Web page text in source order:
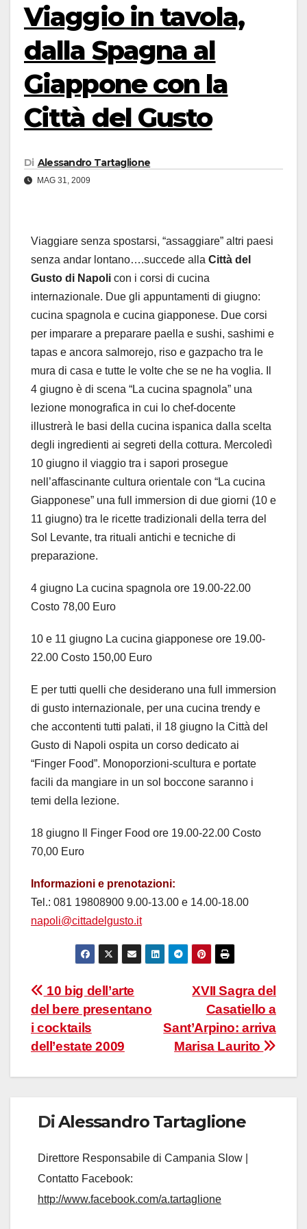
Viaggio in tavola,
dalla Spagna al
Giappone con la
Città del Gusto
Di Alessandro Tartaglione
MAG 31, 2009
Viaggiare senza spostarsi, “assaggiare” altri paesi
senza andar lontano….succede alla Città del
Gusto di Napoli con i corsi di cucina
internazionale. Due gli appuntamenti di giugno:
cucina spagnola e cucina giapponese. Due corsi
per imparare a preparare paella e sushi, sashimi e
tapas e ancora salmorejo, riso e gazpacho tra le
mura di casa e tutte le volte che se ne ha voglia. Il
4 giugno è di scena “La cucina spagnola” una
lezione monografica in cui lo chef-docente
illustrerà le basi della cucina ispanica dalla scelta
degli ingredienti ai segreti della cottura. Mercoledì
10 giugno il viaggio tra i sapori prosegue
nell’affascinante cultura orientale con “La cucina
Giapponese” una full immersion di due giorni (10 e
11 giugno) tra le ricette tradizionali della terra del
Sol Levante, tra rituali antichi e tecniche di
preparazione.
4 giugno La cucina spagnola ore 19.00-22.00
Costo 78,00 Euro
10 e 11 giugno La cucina giapponese ore 19.00-
22.00 Costo 150,00 Euro
E per tutti quelli che desiderano una full immersion
di gusto internazionale, per una cucina trendy e
che accontenti tutti palati, il 18 giugno la Città del
Gusto di Napoli ospita un corso dedicato ai
“Finger Food”. Monoporzioni-scultura e portate
facili da mangiare in un sol boccone saranno i
temi della lezione.
18 giugno Il Finger Food ore 19.00-22.00 Costo
70,00 Euro
Informazioni e prenotazioni:
Tel.: 081 19808900 9.00-13.00 e 14.00-18.00
napoli@cittadelgusto.it
Navigazione
articoli
XVII Sagra del
Casatiello a
Sant’Arpino: arriva
Marisa Laurito
10 big dell’arte
del bere presentano
i cocktails
dell’estate 2009
DiAlessandro Tartaglione
Direttore Responsabile di Campania Slow |
Contatto Facebook:
http://www.facebook.com/a.tartaglione